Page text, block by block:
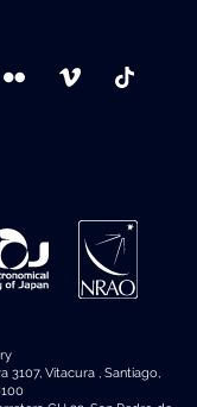
3107, Vitacura , Santiago,